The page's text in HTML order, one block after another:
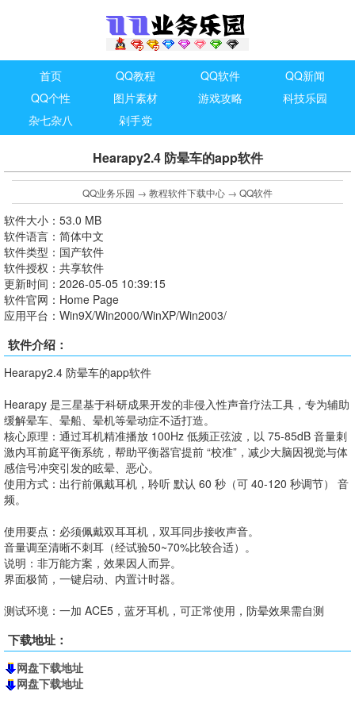
首页 QQ教程 QQ软件
QQ新闻
QQ个性
图片素材 游戏攻略
科技乐园
杂七杂八
剁手党
Hearapy2.4 防晕车的app软件
QQ业务乐园 → 教程软件下载中心 → QQ软件
软件大小：53.0 MB
软件语言：简体中文
软件类型：国产软件
软件授权：共享软件
更新时间：2026-05-05 10:39:15
软件官网：Home Page
应用平台：Win9X/Win2000/WinXP/Win2003/
软件介绍：
Hearapy2.4 防晕车的app软件
Hearapy 是三星基于科研成果开发的非侵入性声音疗法工具，专为辅助
缓解晕车、晕船、晕机等晕动症不适打造。
核心原理：通过耳机精准播放 100Hz 低频正弦波，以 75-85dB 音量刺
激内耳前庭平衡系统，帮助平衡器官提前 “校准”，减少大脑因视觉与体
感信号冲突引发的眩晕、恶心。
使用方式：出行前佩戴耳机，聆听 默认 60 秒（可 40-120 秒调节） 音
频。
使用要点：必须佩戴双耳耳机，双耳同步接收声音。
音量调至清晰不刺耳（经试验50~70%比较合适）。
说明：非万能方案，效果因人而异。
界面极简，一键启动、内置计时器。
测试环境：一加 ACE5，蓝牙耳机，可正常使用，防晕效果需自测
下载地址：
网盘下载地址
网盘下载地址